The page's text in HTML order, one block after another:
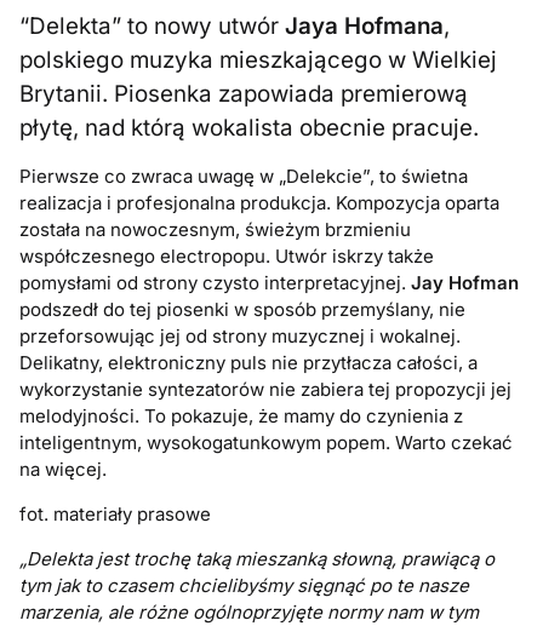
“Delekta” to nowy utwórJaya Hofmana,
polskiego muzyka mieszkającego w Wielkiej
Brytanii. Piosenka zapowiada premierową
płytę, nad którą wokalista obecnie pracuje.
Pierwsze co zwraca uwagę w „Delekcie”, to świetna
realizacja i profesjonalna produkcja. Kompozycja oparta
została na nowoczesnym, świeżym brzmieniu
współczesnego electropopu. Utwór iskrzy także
pomysłami od strony czysto interpretacyjnej.Jay Hofman
podszedł do tej piosenki w sposób przemyślany, nie
przeforsowując jej od strony muzycznej i wokalnej.
Delikatny, elektroniczny puls nie przytłacza całości, a
wykorzystanie syntezatorów nie zabiera tej propozycji jej
melodyjności. To pokazuje, że mamy do czynienia z
inteligentnym, wysokogatunkowym popem. Warto czekać
na więcej.
fot. materiały prasowe
„Delekta jest trochę taką mieszanką słowną, prawiącą o
tym jak to czasem chcielibyśmy sięgnąć po te nasze
marzenia, ale różne ogólnoprzyjęte normy nam w tym